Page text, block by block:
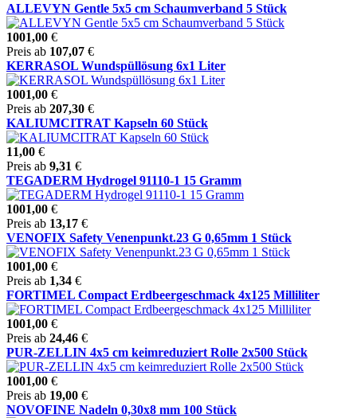
ALLEVYN Gentle 5x5 cm Schaumverband 5 Stück
1001,00 €
Preis ab 107,07 €
KERRASOL Wundspüllösung 6x1 Liter
1001,00 €
Preis ab 207,30 €
KALIUMCITRAT Kapseln 60 Stück
11,00 €
Preis ab 9,31 €
TEGADERM Hydrogel 91110-1 15 Gramm
1001,00 €
Preis ab 13,17 €
VENOFIX Safety Venenpunkt.23 G 0,65mm 1 Stück
1001,00 €
Preis ab 1,34 €
FORTIMEL Compact Erdbeergeschmack 4x125 Milliliter
1001,00 €
Preis ab 24,46 €
PUR-ZELLIN 4x5 cm keimreduziert Rolle 2x500 Stück
1001,00 €
Preis ab 19,00 €
NOVOFINE Nadeln 0,30x8 mm 100 Stück